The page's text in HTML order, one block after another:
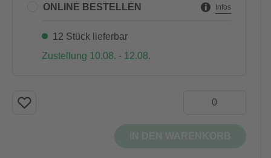
ONLINE BESTELLEN Infos
12 Stück lieferbar
Zustellung 10.08. - 12.08.